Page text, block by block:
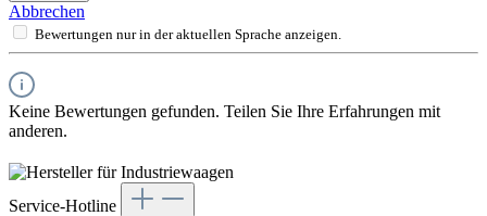
Abbrechen
Bewertungen nur in der aktuellen Sprache anzeigen.
Keine Bewertungen gefunden. Teilen Sie Ihre Erfahrungen mit
anderen.
Service-Hotline